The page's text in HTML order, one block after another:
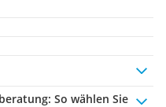
: So wählen Sie